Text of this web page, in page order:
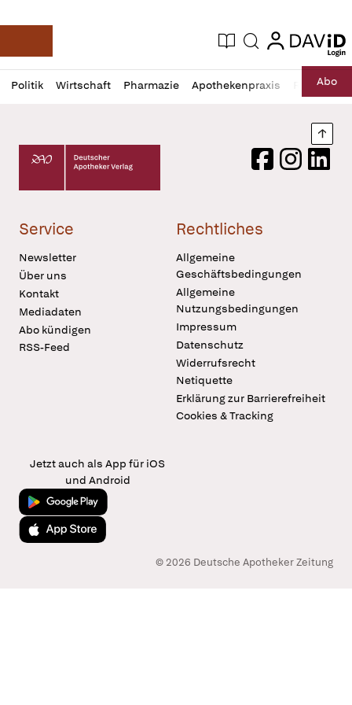
Deutsche Apotheker Zeitung
Aktuelle Ausgabe
Suche login
login
Politik Wirtschaft Pharmazie Apothekenpraxis RechtAbo
Profil
öffnen
Daz
Pur
Deutscher Apotheker Verlag Logo
FacebookInstagram
Service
Newsletter
Über uns
Kontakt
Mediadaten
Abo kündigen
RSS-Feed
Rechtliches
Allgemeine
Geschäftsbedingungen
Allgemeine
Nutzungsbedingungen
Impressum
Datenschutz
Widerrufsrecht
Netiquette
Erklärung zur Barrierefreiheit
Cookies & Tracking
Jetzt auch als App für iOS
und Android
Jetzt bei Google Play
Laden im App Store
© 2026 Deutsche Apotheker Zeitung